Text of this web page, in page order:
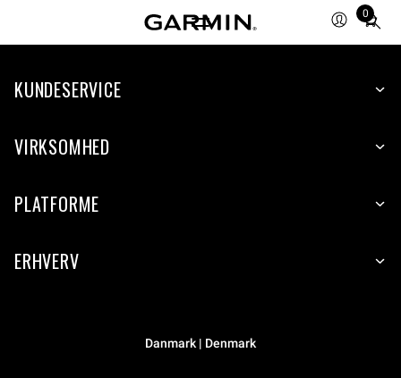
0
Total
items
cart:
KUNDESERVICE
VIRKSOMHED
PLATFORME
ERHVERV
Danmark | Denmark